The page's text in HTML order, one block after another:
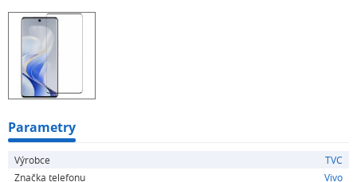
Parametry
Výrobce
TVC
Značka telefonu
Vivo